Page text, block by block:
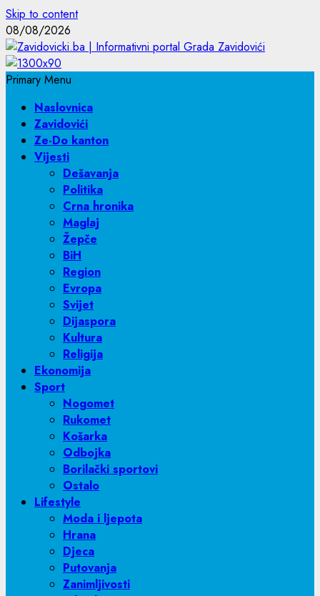
Skip to content
08/08/2026
Primary Menu
Naslovnica
Zavidovići
Ze-Do kanton
Vijesti
Dešavanja
Politika
Crna hronika
Maglaj
Žepče
BiH
Region
Evropa
Svijet
Dijaspora
Kultura
Religija
Ekonomija
Sport
Nogomet
Rukomet
Košarka
Odbojka
Borilački sportovi
Ostalo
Lifestyle
Moda i ljepota
Hrana
Djeca
Putovanja
Zanimljivosti